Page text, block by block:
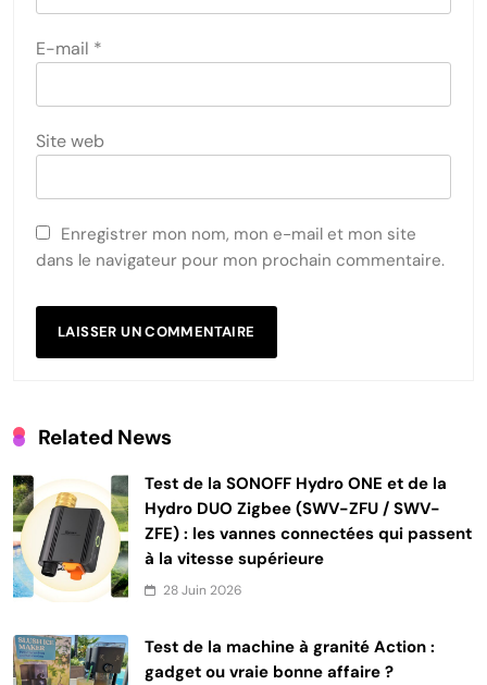
E-mail *
Site web
Enregistrer mon nom, mon e-mail et mon site
dans le navigateur pour mon prochain commentaire.
Related News
Test de la SONOFF Hydro ONE et de la
Hydro DUO Zigbee (SWV-ZFU / SWV-
ZFE) : les vannes connectées qui passent
à la vitesse supérieure
28 Juin 2026
Test de la machine à granité Action :
gadget ou vraie bonne affaire ?